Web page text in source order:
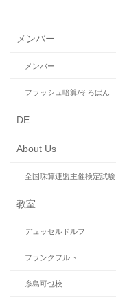
メンバー
メンバー
フラッシュ暗算/そろばん
DE
About Us
全国珠算連盟主催検定試験
教室
デュッセルドルフ
フランクフルト
糸島可也校